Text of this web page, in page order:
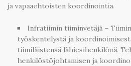
ja vapaaehtoisten koordinointia.
Infratiimin tiiminvetäjä –
työskentelystä ja
tiimiläistensä lähiesihenkilönä.
henkilöstöjohtamisen ja